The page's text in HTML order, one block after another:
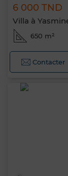
6 000 TND
Villa à
650 m²
Contacter